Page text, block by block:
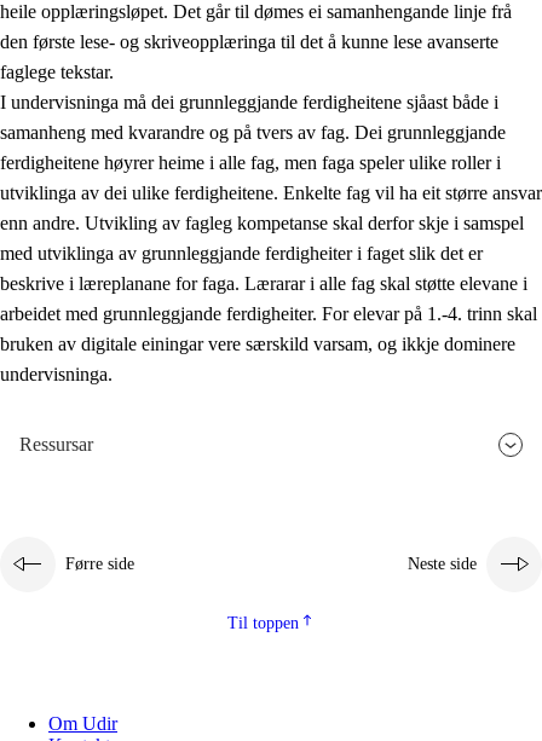
2.4 Å lære å lære
Tverrfaglege tema
heile opplæringsløpet. Det går til dømes ei samanhengande linje frå
den første lese- og skriveopplæringa til det å kunne lese avanserte
faglege tekstar.
I undervisninga må dei grunnleggjande ferdigheitene sjåast både i
samanheng med kvarandre og på tvers av fag. Dei grunnleggjande
ferdigheitene høyrer heime i alle fag, men faga speler ulike roller i
utviklinga av dei ulike ferdigheitene. Enkelte fag vil ha eit større ansvar
enn andre. Utvikling av fagleg kompetanse skal derfor skje i samspel
med utviklinga av grunnleggjande ferdigheiter i faget slik det er
beskrive i læreplanane for faga. Lærarar i alle fag skal støtte elevane i
arbeidet med grunnleggjande ferdigheiter. For elevar på 1.-4. trinn skal
bruken av digitale einingar vere særskild varsam, og ikkje dominere
undervisninga.
Ressursar
Førre side Neste side
Til toppen
Om Udir